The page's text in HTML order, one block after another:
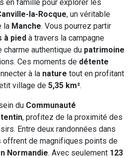
en famille pour explorer les
la-Rocque, un véritable
la Manche. Vous pourrez partir
à pied à travers la campagne
charme authentique du patrimoine
Ces moments de détente
à la nature tout en profitant
village de 5,35 km².
du Communauté
, profitez de la proximité des
Entre deux randonnées dans
offrent de magnifiques points de
Normandie. Avec seulement 123